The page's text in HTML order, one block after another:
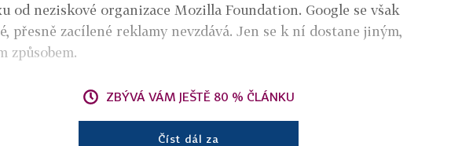
od neziskové organizace Mozilla Foundation. Google se však
přesně zacílené reklamy nevzdává. Jen se k ní dostane jiným,
způsobem.
ZBÝVÁ VÁM JEŠTĚ 80 % ČLÁNKU
Číst dál za